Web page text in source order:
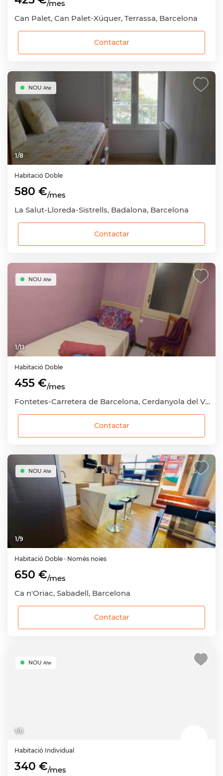
/mes
Can Palet, Can Palet-Xúquer, Terrassa, Barcelona
Contactar
1/8
NOU Ahir
Habitació Doble
580 €/mes
La Salut-Lloreda-Sistrells, Badalona, Barcelona
Contactar
1/11
NOU Ahir
Habitació Doble
455 €/mes
Fontetes-Carretera de Barcelona, Cerdanyola del Vallès, Barcelona
Contactar
1/9
NOU Ahir
Habitació Doble · Només noies
650 €/mes
Ca n'Oriac, Sabadell, Barcelona
Contactar
1/6
NOU Ahir
Habitació Individual
340 €/mes